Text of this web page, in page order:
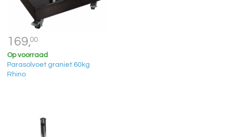
169,00
Op voorraad
Parasolvoet graniet 60kg
Rhino